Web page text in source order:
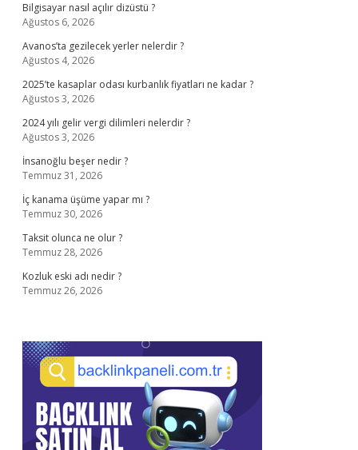
Bilgisayar nasıl açılır dizüstü ?
Ağustos 6, 2026
Avanos’ta gezilecek yerler nelerdir ?
Ağustos 4, 2026
2025’te kasaplar odası kurbanlık fiyatları ne kadar ?
Ağustos 3, 2026
2024 yılı gelir vergi dilimleri nelerdir ?
Ağustos 3, 2026
İnsanoğlu beşer nedir ?
Temmuz 31, 2026
İç kanama üşüme yapar mı ?
Temmuz 30, 2026
Taksit olunca ne olur ?
Temmuz 28, 2026
Kozluk eski adı nedir ?
Temmuz 26, 2026